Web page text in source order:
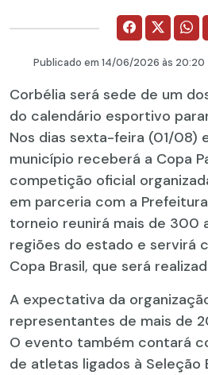
Publicado em 14/06/2026 às 20:20
Corbélia será sede de um
do calendário esportivo
Nos dias sexta-feira (01/08)
município receberá a Copa
competição oficial
em parceria com a
torneio reunirá mais de 300
regiões do estado e servirá
Copa Brasil, que será
A expectativa da
representantes de mais de
O evento também contará
de atletas ligados à Seleção